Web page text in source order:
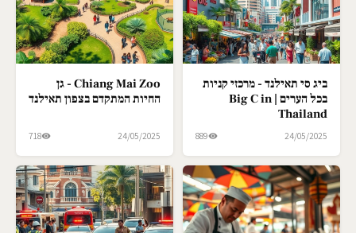
ביג סי תאילנד - מרכזי קניות
בכל הערים | Big C in
Thailand
24/05/2025
889
Chiang Mai Zoo - גן
החיות המתקדם בצפון תאילנד
24/05/2025
718